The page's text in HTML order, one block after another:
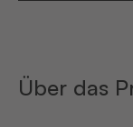
Über das